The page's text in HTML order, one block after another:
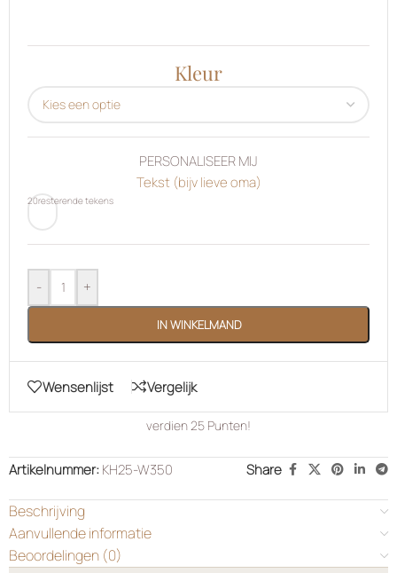
Kleur
PERSONALISEER MIJ
Tekst (bijv lieve oma)
20resterende tekens
- +
IN WINKELMAND
Wensenlijst Vergelijk
verdien25 Punten!
Artikelnummer:KH25-W350 Share
Beschrijving
Aanvullende informatie
Beoordelingen (0)